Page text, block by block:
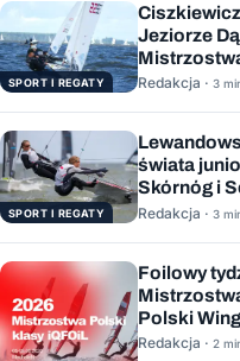
SPORT I REGATY
Jeziorze
Redakcja · 3
SPORT I REGATY
świata
Skórnóg i
Redakcja · 3
Foilowy
Polski
sierpnia
Redakcja · 2